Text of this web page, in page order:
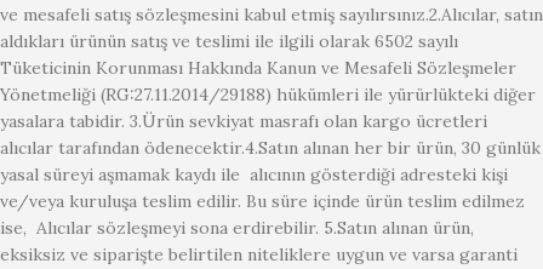
ve mesafeli satış sözleşmesini kabul etmiş sayılırsınız.2.Alıcılar, satın
aldıkları ürünün satış ve teslimi ile ilgili olarak 6502 sayılı
Tüketicinin Korunması Hakkında Kanun ve Mesafeli Sözleşmeler
Yönetmeliği (RG:27.11.2014/29188) hükümleri ile yürürlükteki diğer
yasalara tabidir. 3.Ürün sevkiyat masrafı olan kargo ücretleri
alıcılar tarafından ödenecektir.4.Satın alınan her bir ürün, 30 günlük
yasal süreyi aşmamak kaydı ile alıcının gösterdiği adresteki kişi
ve/veya kuruluşa teslim edilir. Bu süre içinde ürün teslim edilmez
ise, Alıcılar sözleşmeyi sona erdirebilir. 5.Satın alınan ürün,
eksiksiz ve siparişte belirtilen niteliklere uygun ve varsa garanti